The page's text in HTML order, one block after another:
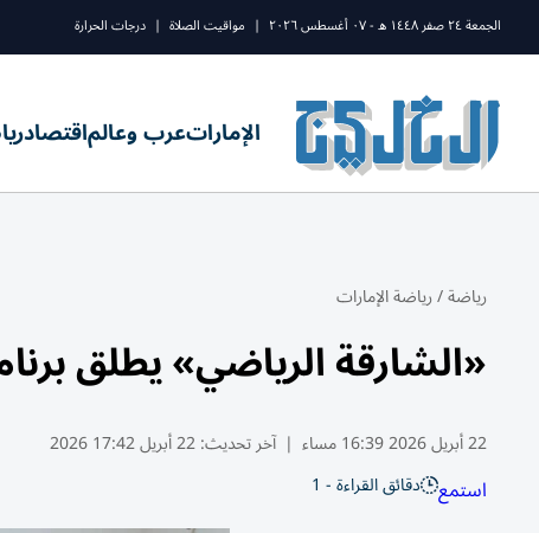
الجمعة ٢٤ صفر ١٤٤٨ ه - ٠٧ أغسطس ٢٠٢٦ | مواقيت الصلاة | درجات الحرارة
الإماراتعرب وعالماقتصاد
رياضة/رياضة الإمارات
«الشارقة الرياضي» يطلق
22 أبريل 2026 16:39 مساء | آخر تحديث:22 أبريل 17:42 2026
استمع دقائق القراءة - 1